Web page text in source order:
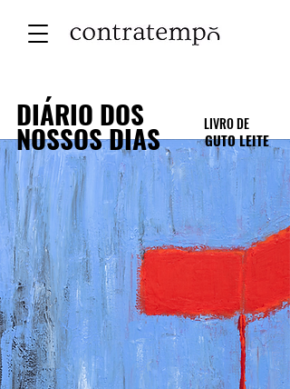
DIÁRIO DOS
NOSSOS DIAS LIVRO DE
GUTO LEITE